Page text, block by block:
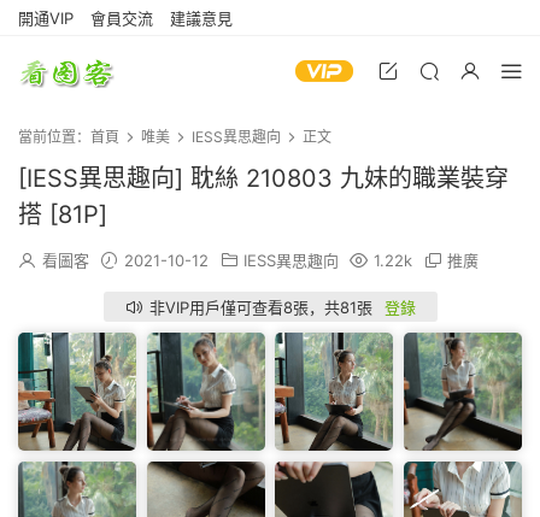
開通VIP 會員交流 建議意見
當前位置： 首頁 唯美 IESS異思趣向 正文
[IESS異思趣向] 耽絲 210803 九妹的職業裝穿
搭 [81P]
看圖客 2021-10-12 IESS異思趣向 1.22k 推廣
非VIP用戶僅可查看8張，共81張 登錄